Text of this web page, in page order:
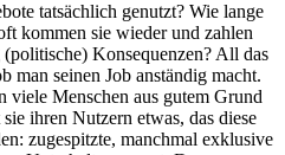
tatsächlich genutzt? Wie lange
kommen sie wieder und zahlen
Konsequenzen? All das
man seinen Job anständig macht.
viele Menschen aus gutem Grund
ihren Nutzern etwas, das diese
zugespitzte, manchmal exklusive